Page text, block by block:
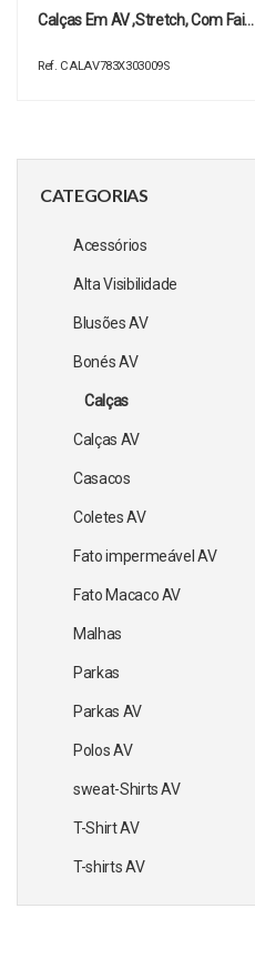
CATEGORIAS
Acessórios
Alta Visibilidade
Blusões AV
Bonés AV
Calças
Calças AV
Casacos
Coletes AV
Fato impermeável AV
Fato Macaco AV
Malhas
Parkas
Parkas AV
Polos AV
sweat-Shirts AV
T-Shirt AV
T-shirts AV
Calças Em AV ,stretch, Com Fai…
Ref. CALAV783X303009S